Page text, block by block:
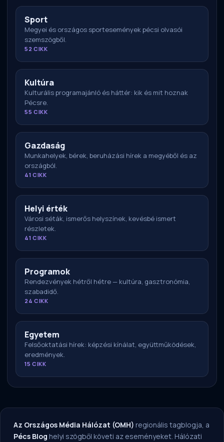
Sport
Megyei és országos sportesemények pécsi olvasói
szemszögből.
52 CIKK
Kultúra
Kulturális programajánló és háttér: kik és mit hoznak
Pécsre.
55 CIKK
Gazdaság
Munkahelyek, bérek, beruházási hírek a megyéből és az
országból.
41 CIKK
Helyi érték
Városi séták, ismerős helyszínek, kevésbé ismert
részletek.
41 CIKK
Programok
Rendezvények hétről hétre — kultúra, gasztronómia,
szabadidő.
24 CIKK
Egyetem
Felsőoktatási hírek: képzési kínálat, együttműködések,
eredmények.
15 CIKK
Az Országos Média Hálózat (OMH) regionális tagblogja, a
Pécs Blog helyi szögből követi az eseményeket. Hálózati